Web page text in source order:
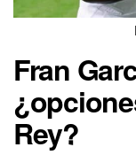
Fran
Rey?